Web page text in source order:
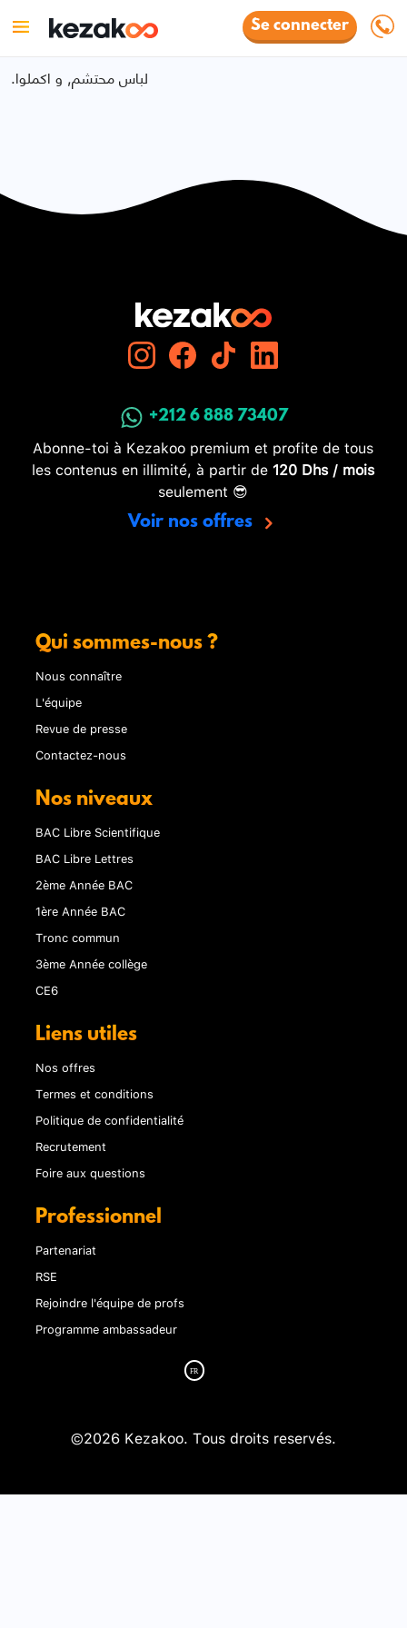
Se connecter
.لباس محتشم, و اكملوا
+212 6 888 73407
Abonne-toi à Kezakoo premium et profite de tous
les contenus en illimité, à partir de 120 Dhs / mois
seulement 😎
Voir nos offres
Qui sommes-nous ?
Nous connaître
L'équipe
Revue de presse
Contactez-nous
Nos niveaux
BAC Libre Scientifique
BAC Libre Lettres
2ème Année BAC
1ère Année BAC
Tronc commun
3ème Année collège
CE6
Liens utiles
Nos offres
Termes et conditions
Politique de confidentialité
Recrutement
Foire aux questions
Professionnel
Partenariat
RSE
Rejoindre l'équipe de profs
Programme ambassadeur
©2026 Kezakoo. Tous droits reservés.